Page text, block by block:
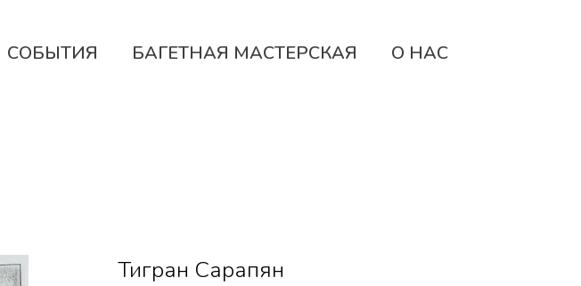
СОБЫТИЯ БАГЕТНАЯ МАСТЕРСКАЯ
О НАС
Тигран Сарапян